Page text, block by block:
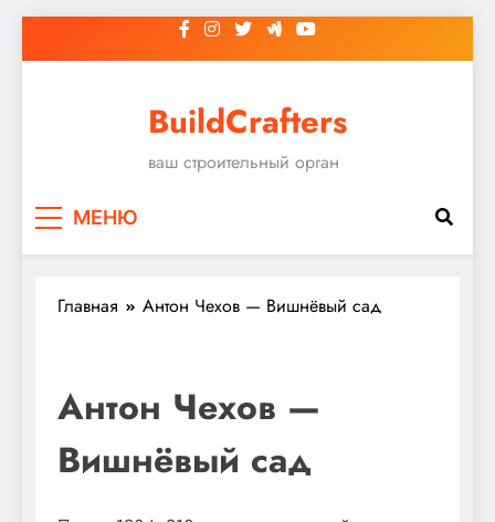
к
BuildCrafters
ваш строительный орган
МЕНЮ
Главная Антон Чехов — Вишнёвый сад
Антон Чехов —
Вишнёвый сад